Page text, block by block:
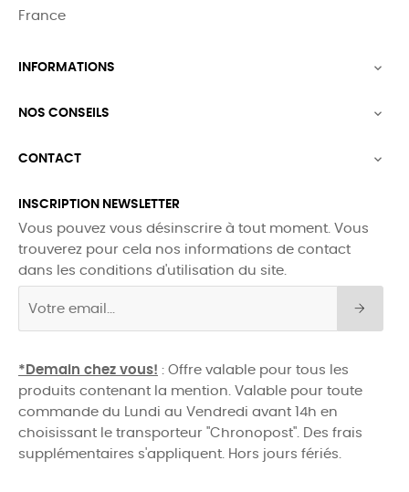
France
INFORMATIONS 
NOS CONSEILS 
CONTACT 
INSCRIPTION NEWSLETTER
Vous pouvez vous désinscrire à tout moment. Vous
trouverez pour cela nos informations de contact
dans les conditions d'utilisation du site.
*Demain chez vous! : Offre valable pour tous les
produits contenant la mention. Valable pour toute
commande du Lundi au Vendredi avant 14h en
choisissant le transporteur "Chronopost". Des frais
supplémentaires s'appliquent. Hors jours fériés.